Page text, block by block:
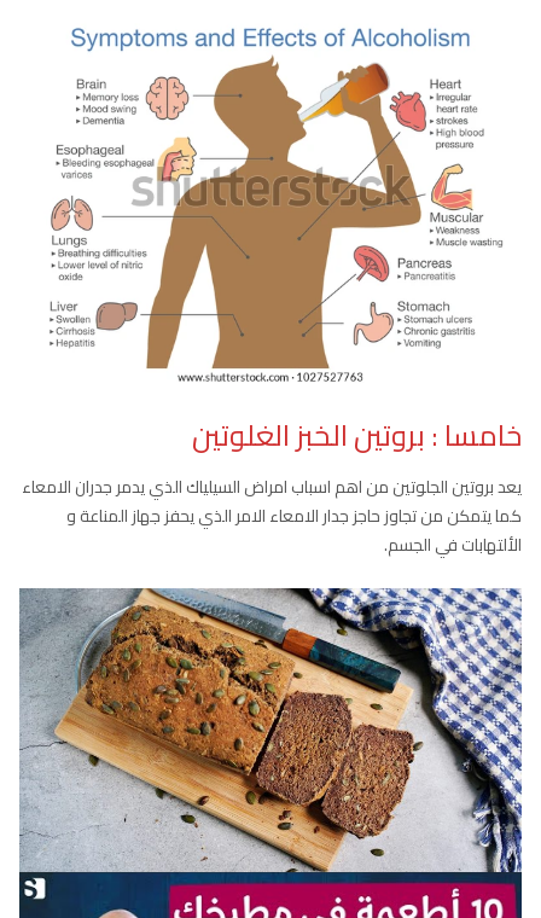
خامسا : بروتين الخبز الغلوتين
يعد بروتين الجلوتين من اهم اسباب امراض السيلياك الذي يدمر جدران الامعاء
كما يتمكن من تجاوز حاجز جدار الامعاء الامر الذي يحفز جهاز المناعة و
الألتهابات في الجسم.